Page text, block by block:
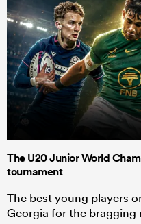
The U20 Junior World
tournament
The best young players
Georgia for the bragging